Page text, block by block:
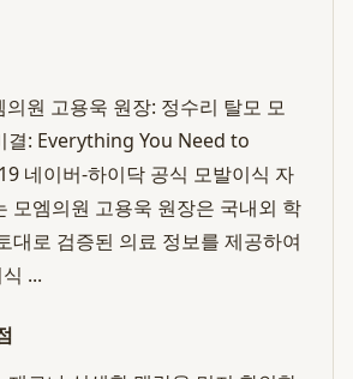
의원 고용욱 원장: 정수리 탈모 모
결: Everything You Need to
네이버-하이닥 공식 모발이식 자
모엠의원 고용욱 원장은 국내외 학
대로 검증된 의료 정보를 제공하여
...